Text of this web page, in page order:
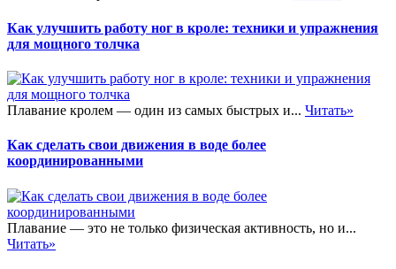
Как улучшить работу ног в кроле: техники и упражнения
для мощного толчка
Плавание кролем — один из самых быстрых и... Читать»
Как сделать свои движения в воде более
координированными
Плавание — это не только физическая активность, но и...
Читать»